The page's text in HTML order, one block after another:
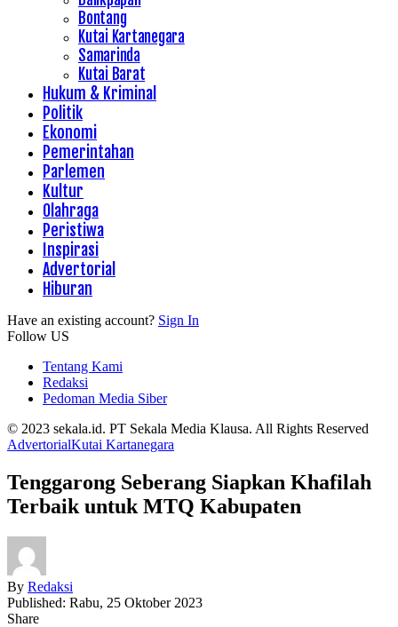
Bontang
Kutai Kartanegara
Samarinda
Kutai Barat
Hukum & Kriminal
Politik
Ekonomi
Pemerintahan
Parlemen
Kultur
Olahraga
Peristiwa
Inspirasi
Advertorial
Hiburan
Have an existing account? Sign In
Follow US
Tentang Kami
Redaksi
Pedoman Media Siber
© 2023 sekala.id. PT Sekala Media Klausa. All Rights Reserved
AdvertorialKutai Kartanegara
Tenggarong Seberang Siapkan Khafilah
Terbaik untuk MTQ Kabupaten
By Redaksi
Published: Rabu, 25 Oktober 2023
Share